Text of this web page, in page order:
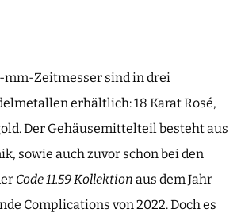
mm-Zeitmesser sind in drei
erhältlich: 18 Karat Rosé,
Der Gehäusemittelteil besteht aus
sowie auch zuvor schon bei den
Code 11.59 Kollektion aus dem Jahr
Complications von 2022. Doch es